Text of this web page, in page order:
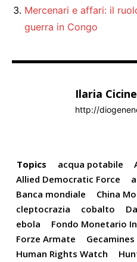
Mercenari e affari: il
guerra in Congo
Ilaria
http://
Topics acqua potabile
Allied Democratic Force
Banca mondiale
China
cleptocrazia
cobalto
ebola
Fondo Monetario
Forze Armate
Gecamines
Human Rights Watch